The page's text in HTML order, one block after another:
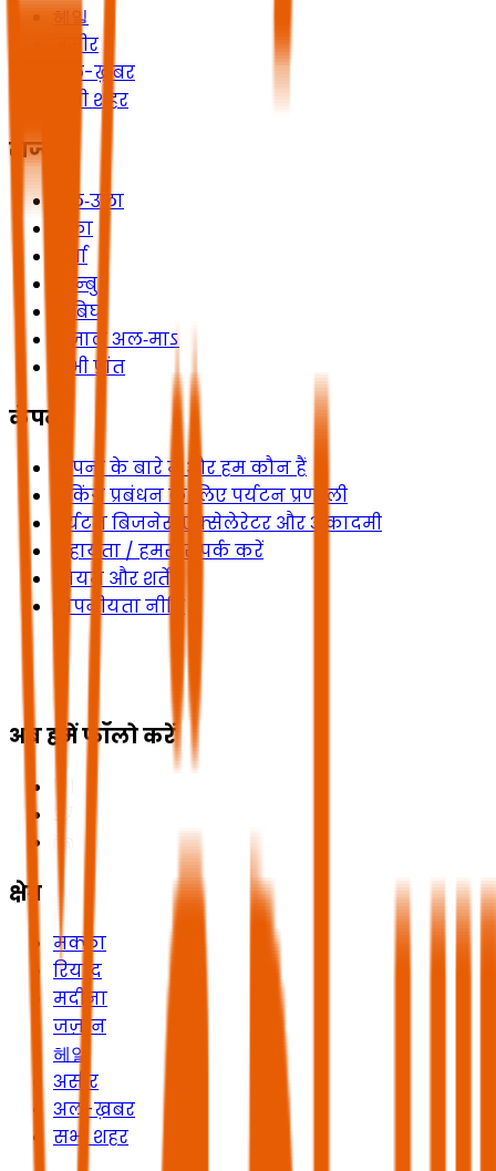
헤일
असीर
अल-ख़बर
सभी शहर
राज्य
अल‑उला
शक्रा
धुर्मा
यान्बु
राबिघ
रिजाल अल‑माऽ
सभी प्रांत
कंपनी
कंपनी के बारे में और हम कौन हैं
बुकिंग प्रबंधन के लिए पर्यटन प्रणाली
पर्यटन बिजनेस एक्सेलेरेटर और अकादमी
सहायता / हमसे संपर्क करें
नियम और शर्तें
गोपनीयता नीति
अब हमें फॉलो करें
क्षेत्र
मक्का
रियाद
मदीना
जज़ान
헤일
असीर
अल-ख़बर
सभी शहर